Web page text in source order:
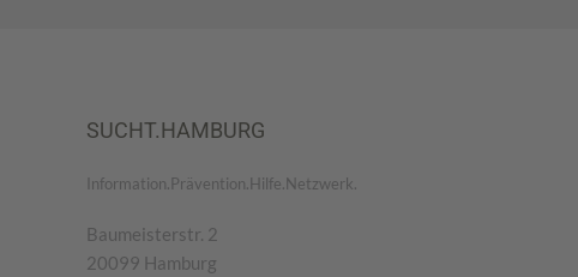
SUCHT.HAMBURG
Information.Prävention.Hilfe.Netzwerk.
Baumeisterstr. 2
20099 Hamburg